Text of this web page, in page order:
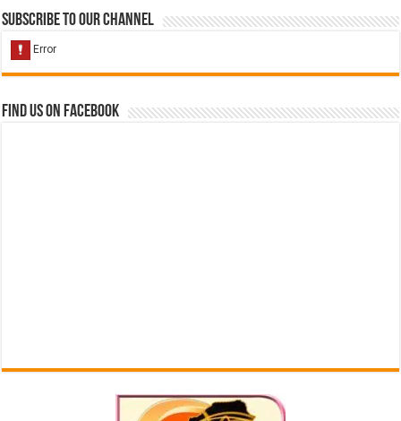
Subscribe to our Channel
Find us on Facebook